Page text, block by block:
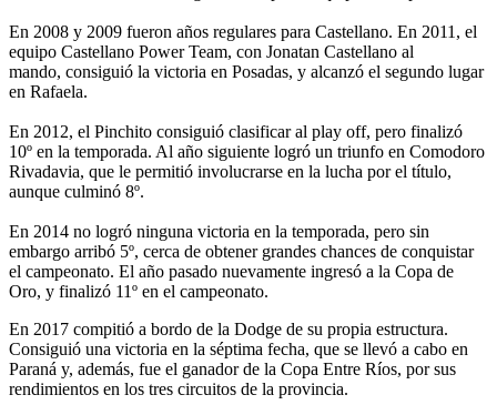
En 2008 y 2009 fueron años regulares para Castellano. En 2011, el
equipo Castellano Power Team, con Jonatan Castellano al
mando, consiguió la victoria en Posadas, y alcanzó el segundo lugar
en Rafaela.
En 2012, el Pinchito consiguió clasificar al play off, pero finalizó
10º en la temporada. Al año siguiente logró un triunfo en Comodoro
Rivadavia, que le permitió involucrarse en la lucha por el título,
aunque culminó 8º.
En 2014 no logró ninguna victoria en la temporada, pero sin
embargo arribó 5º, cerca de obtener grandes chances de conquistar
el campeonato. El año pasado nuevamente ingresó a la Copa de
Oro, y finalizó 11º en el campeonato.
En 2017 compitió a bordo de la Dodge de su propia estructura.
Consiguió una victoria en la séptima fecha, que se llevó a cabo en
Paraná y, además, fue el ganador de la Copa Entre Ríos, por sus
rendimientos en los tres circuitos de la provincia.